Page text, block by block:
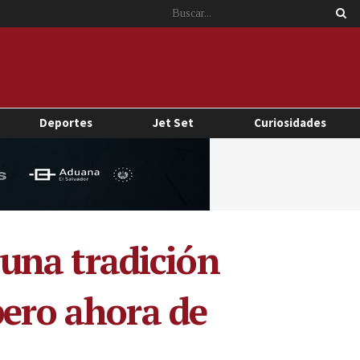
Deportes Jet Set Curiosidades
tradición
ahora de